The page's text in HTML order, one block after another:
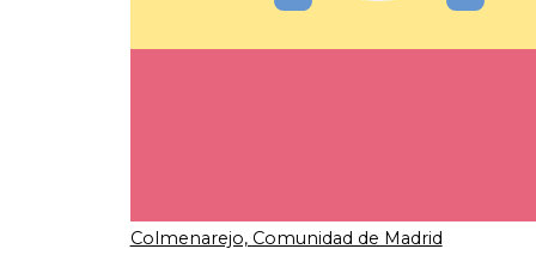
Colmenarejo, Comunidad de Madrid